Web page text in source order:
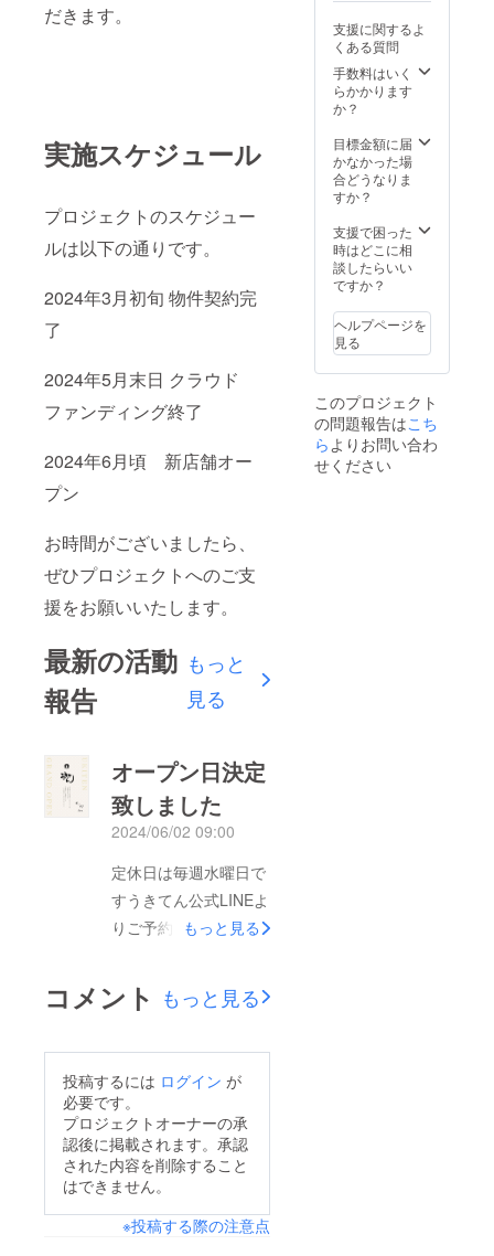
だきます。
実施スケジュール
プロジェクトのスケジュー
ルは以下の通りです。
2024年3月初旬 物件契約完
了
2024年5月末日 クラウド
ファンディング終了
2024年6月頃 新店舗オー
プン
お時間がございましたら、
ぜひプロジェクトへのご支
援をお願いいたします。
最新の活動
報告
もっと
見る
オープン日決定
致しました
2024/06/02 09:00
定休日は毎週水曜日で
すうきてん公式LINEよ
りご予約を承っており
の申請が下りていない
ためトーク画面に1.ご
当日ご連絡の取れる電
話番号5.食物アレル
ギーの有無（お野菜全
般、魚介類全般といっ
せん）以上をご明記の
もっと見る
コメント もっと見る
投稿するには ログイン が
必要です。
プロジェクトオーナーの承
認後に掲載されます。承認
された内容を削除すること
はできません。
※投稿する際の注意点
支援に関するよ
くある質問
手数料はいく
らかかります
か？
目標金額に届
かなかった場
合どうなりま
すか？
支援で困った
時はどこに相
談したらいい
ですか？
ヘルプページを
見る
このプロジェクト
の問題報告はこち
らよりお問い合わ
せください